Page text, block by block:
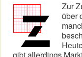
Zur
über